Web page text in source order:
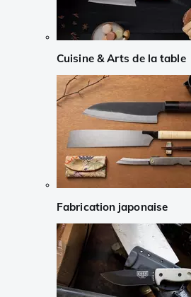
Cuisine & Arts de la table
Fabrication japonaise